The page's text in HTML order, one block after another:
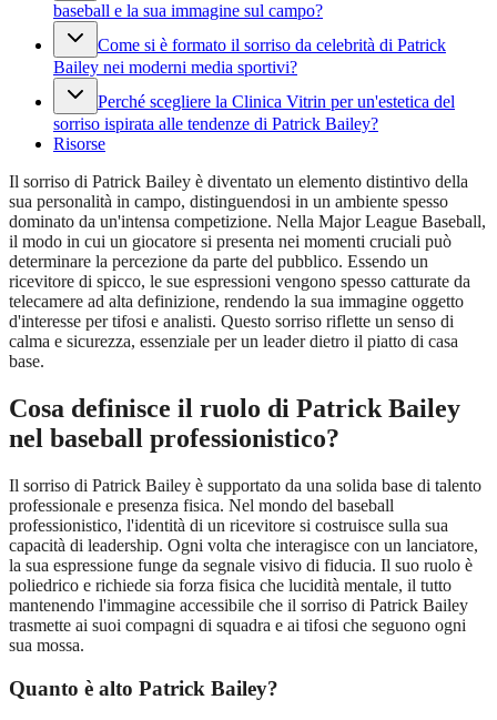
baseball e la sua immagine sul campo?
Come si è formato il sorriso da celebrità di Patrick
Bailey nei moderni media sportivi?
Perché scegliere la Clinica Vitrin per un'estetica del
sorriso ispirata alle tendenze di Patrick Bailey?
Risorse
Il sorriso di Patrick Bailey è diventato un elemento distintivo della
sua personalità in campo, distinguendosi in un ambiente spesso
dominato da un'intensa competizione. Nella Major League Baseball,
il modo in cui un giocatore si presenta nei momenti cruciali può
determinare la percezione da parte del pubblico. Essendo un
ricevitore di spicco, le sue espressioni vengono spesso catturate da
telecamere ad alta definizione, rendendo la sua immagine oggetto
d'interesse per tifosi e analisti. Questo sorriso riflette un senso di
calma e sicurezza, essenziale per un leader dietro il piatto di casa
base.
Cosa definisce il ruolo di Patrick Bailey
nel baseball professionistico?
Il sorriso di Patrick Bailey è supportato da una solida base di talento
professionale e presenza fisica. Nel mondo del baseball
professionistico, l'identità di un ricevitore si costruisce sulla sua
capacità di leadership. Ogni volta che interagisce con un lanciatore,
la sua espressione funge da segnale visivo di fiducia. Il suo ruolo è
poliedrico e richiede sia forza fisica che lucidità mentale, il tutto
mantenendo l'immagine accessibile che il sorriso di Patrick Bailey
trasmette ai suoi compagni di squadra e ai tifosi che seguono ogni
sua mossa.
Quanto è alto Patrick Bailey?